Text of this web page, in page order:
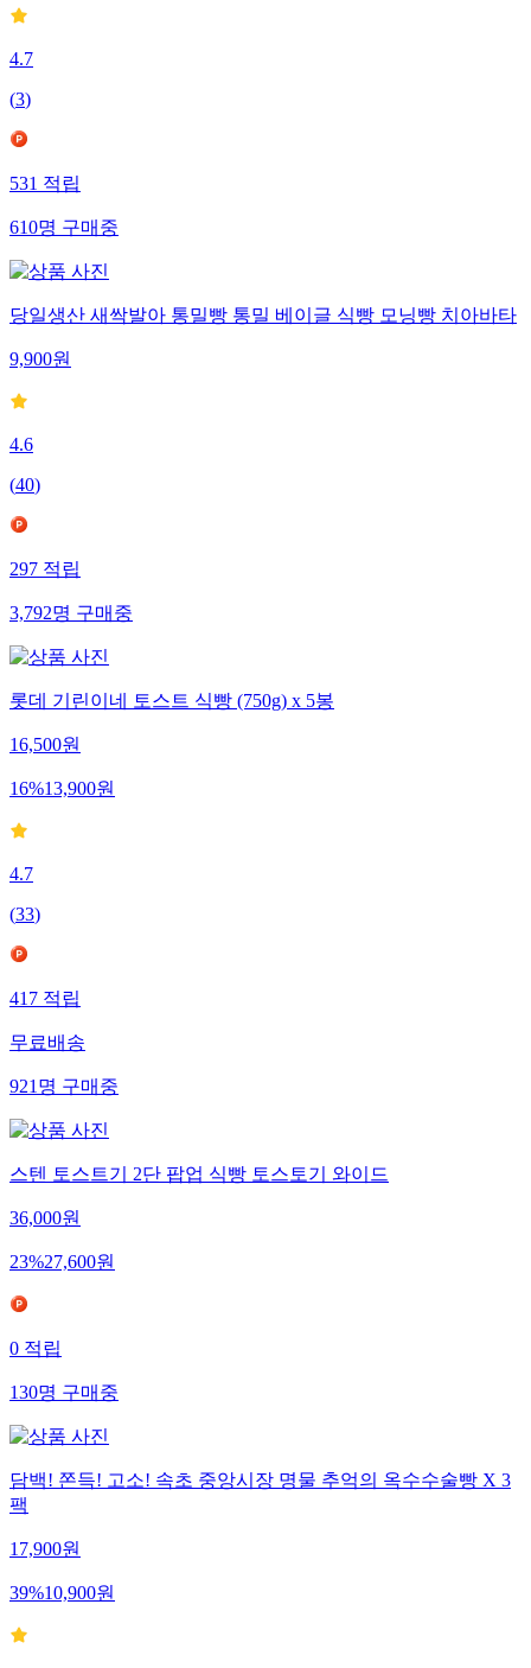
4.7
(3)
531적립
610명구매중
당일생산 새싹발아 통밀빵 통밀 베이글 식빵 모닝빵 치아바타
9,900원
4.6
(40)
297적립
3,792명구매중
롯데 기린이네 토스트 식빵 (750g) x 5봉
16,500원
16%13,900원
4.7
(33)
417적립
무료배송
921명구매중
스텐 토스트기 2단 팝업 식빵 토스토기 와이드
36,000원
23%27,600원
0적립
130명구매중
담백! 쫀득! 고소! 속초 중앙시장 명물 추억의 옥수수술빵 X 3
팩
17,900원
39%10,900원